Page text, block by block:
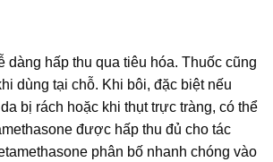
dàng hấp thu qua tiêu hóa. Thuốc cũng
dùng tại chỗ. Khi bôi, đặc biệt nếu
bị rách hoặc khi thụt trực tràng, có thể
được hấp thu đủ cho tác
phân bố nhanh chóng vào